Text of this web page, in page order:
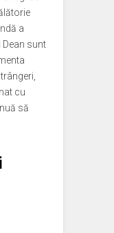
a
Dean sunt
cu
să